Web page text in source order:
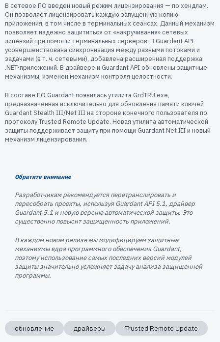
Экспертиза
Пресс-кит
В сетевое ПО введен новый режим лицензирования — по хендлам.
Он позволяет лицензировать каждую запущенную копию
приложения, в том числе в терминальных сеансах. Данный механизм
позволяет надежно защититься от «накручивания» сетевых
лицензий при помощи терминальных серверов. В Guardant API
усовершенствована синхронизация между разными потоками и
задачами (в т. ч. сетевыми), добавлена расширенная поддержка
.NET-приложений. В драйвере и Guardant API обновлены защитные
механизмы, изменен механизм контроля целостности.
В составе ПО Guardant появилась утилита GrdTRU.exe,
предназначенная исключительно для обновления памяти ключей
Guardant Stealth III/Net III на стороне конечного пользователя по
протоколу Trusted Remote Update. Новая утилита автоматической
защиты поддерживает защиту при помощи Guardant Net III и новый
механизм лицензирования.
Обратите внимание
Разработчикам рекомендуется перетранслировать и
пересобрать проекты, используя Guardant API 5.1, драйвер
Guardant 5.1 и новую версию автоматической защиты. Это
существенно повысит защищенность приложений.
В каждом новом релизе мы модифицируем защитные
механизмы ядра программного обеспечения Guardant,
поэтому использование самых последних версий модулей
защиты значительно усложняет задачу анализа защищенной
программы.
обновление драйверы Trusted Remote Update